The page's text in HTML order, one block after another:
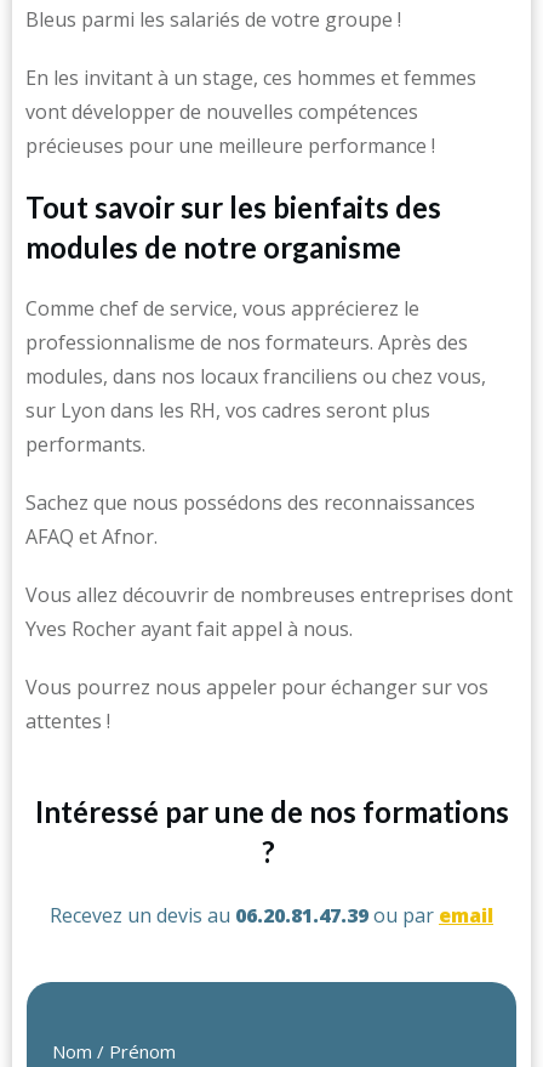
Bleus parmi les salariés de votre groupe !
En les invitant à un stage, ces hommes et femmes
vont développer de nouvelles compétences
précieuses pour une meilleure performance !
Tout savoir sur les bienfaits des
modules de notre organisme
Comme chef de service, vous apprécierez le
professionnalisme de nos formateurs. Après des
modules, dans nos locaux franciliens ou chez vous,
sur Lyon dans les RH, vos cadres seront plus
performants.
Sachez que nous possédons des reconnaissances
AFAQ et Afnor.
Vous allez découvrir de nombreuses entreprises dont
Yves Rocher ayant fait appel à nous.
Vous pourrez nous appeler pour échanger sur vos
attentes !
Intéressé par une de nos formations
?
Recevez un devis au 06.20.81.47.39ou par email
Nom / Prénom